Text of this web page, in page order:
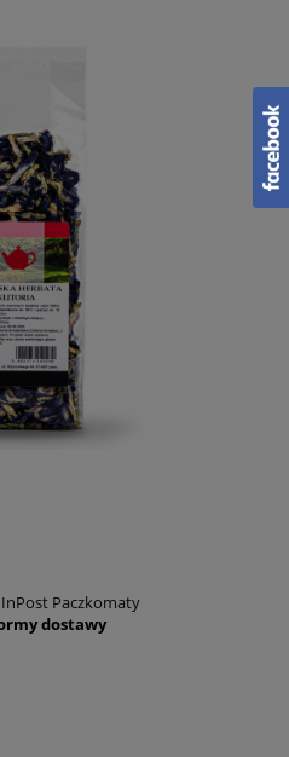
Paczkomaty
dostawy